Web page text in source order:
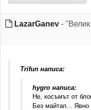
LazarGanev -
Trifun написа:
hygro написа:
Не, косъмът от
Без майтап... Явно